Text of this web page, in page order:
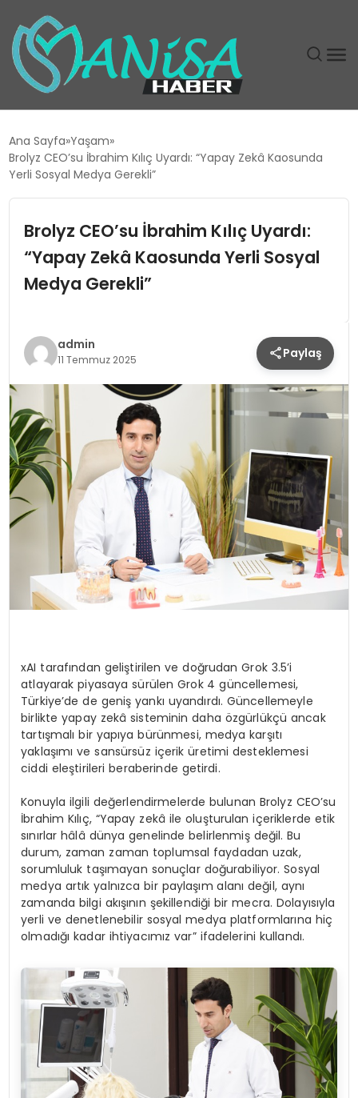
EĞITIM
GÜNDEM
MAGAZIN
SIYASET
SPOR
TEKNOLOJI
YAŞAM
Ana Sayfa Yaşam
Brolyz CEO’su İbrahim Kılıç Uyardı: “Yapay Zekâ Kaosunda
Yerli Sosyal Medya Gerekli”
Brolyz CEO’su İbrahim Kılıç Uyardı:
“Yapay Zekâ Kaosunda Yerli Sosyal
Medya Gerekli”
admin
11 Temmuz 2025 Paylaş
xAI tarafından geliştirilen ve doğrudan Grok 3.5’i
atlayarak piyasaya sürülen Grok 4 güncellemesi,
Türkiye’de de genişyankı uyandırdı. Güncellemeyle
birlikte yapay zekâsisteminin daha özgürlükçü ancak
tartışmalıbir yapıya bürünmesi, medya karşıtı
yaklaşımıve sansürsüz içeriküretimi desteklemesi
ciddi eleştirileri beraberinde getirdi.
Konuyla ilgili değerlendirmelerde bulunan Brolyz CEO’su
İbrahim Kılıç, “Yapay zekâ ile oluşturulan içeriklerde etik
sınırlar hâlâ dünya genelinde belirlenmiş değil. Bu
durum, zaman zaman toplumsal faydadan uzak,
sorumluluk taşımayan sonuçlar doğurabiliyor. Sosyal
medya artık yalnızca bir paylaşım alanıdeğil, aynı
zamanda bilgi akışının şekillendiği bir mecra. Dolayısıyla
yerli ve denetlenebilir sosyal medya platformlarına hiç
olmadığıkadar ihtiyacımız var” ifadelerini kullandı.